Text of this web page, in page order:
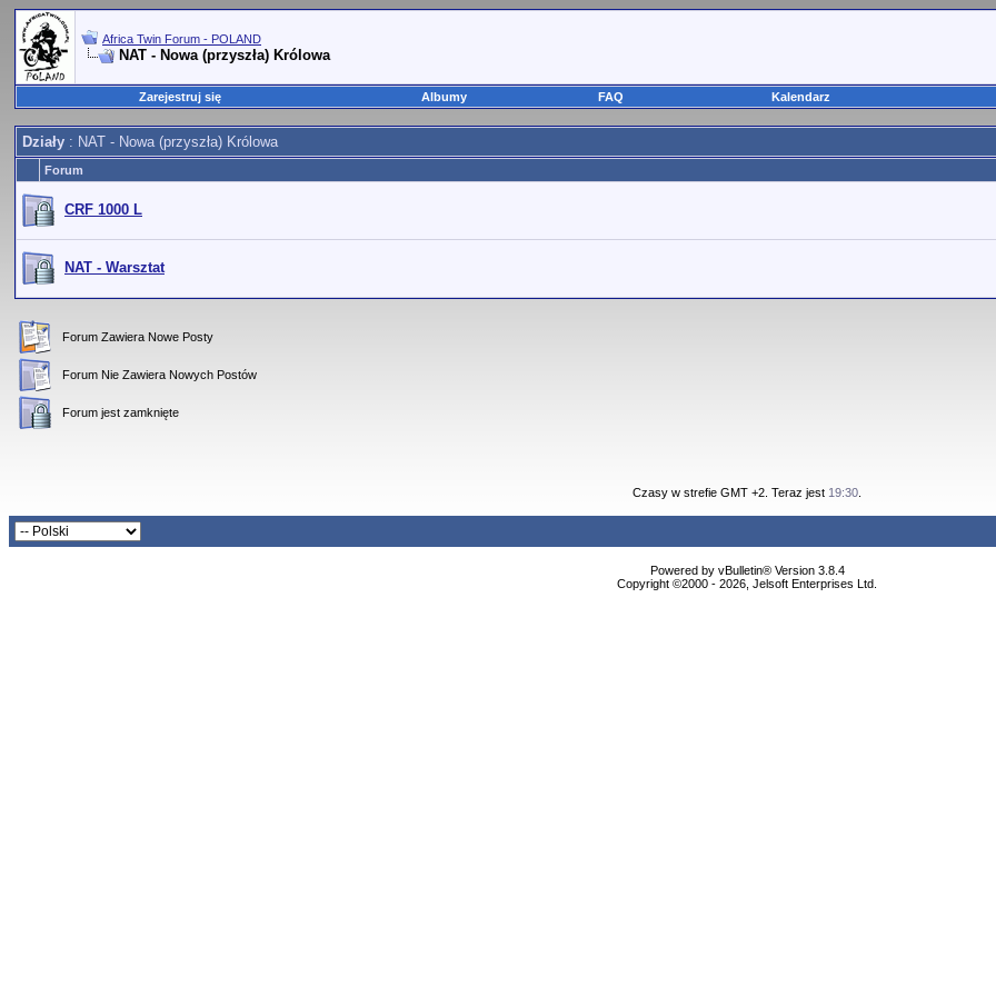
Africa Twin Forum - POLAND
NAT - Nowa (przyszła) Królowa
Zarejestruj się Albumy FAQ Kalendarz
Działy : NAT - Nowa (przyszła) Królowa
Forum
CRF 1000 L
NAT - Warsztat
Forum Zawiera Nowe Posty
Forum Nie Zawiera Nowych Postów
Forum jest zamknięte
Czasy w strefie GMT +2. Teraz jest 19:30
Powered by vBulletin® Version 3.8.4
Copyright ©2000 - 2026, Jelsoft Enterprises Ltd.